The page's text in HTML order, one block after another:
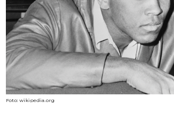
Foto: wikipedia.org